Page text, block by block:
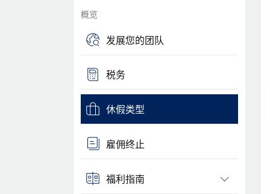
概览
发展您的团队
税务
休假类型
雇佣终止
福利指南